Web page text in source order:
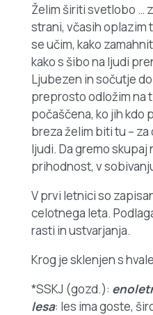
Želim širiti svetlobo …
strani, včasih oplazim
se učim, kako
kako s šibo na ljudi
Ljubezen in sočutje
preprosto odložim na
počaščena, ko jih kdo
breza želim biti tu –
ljudi. Da gremo skupaj
prihodnost, v
V prvi letnici so
celotnega leta.
rasti in ustvarjanja.
Krog je sklenjen s
*SSKJ (gozd.):
lesa: les ima goste,